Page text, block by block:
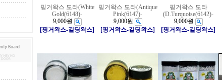
핑거왁스 도라(White
Gold(6148)-
9,000원
[핑거왁스-길딩왁스]
핑거왁스 도라(Antique
Pink(6147)-
9,000원
[핑거왁스-길딩왁스]
핑거왁스 도라
(D.Turquoise(6142)-
9,000원
[핑거왁스-길딩왁스]